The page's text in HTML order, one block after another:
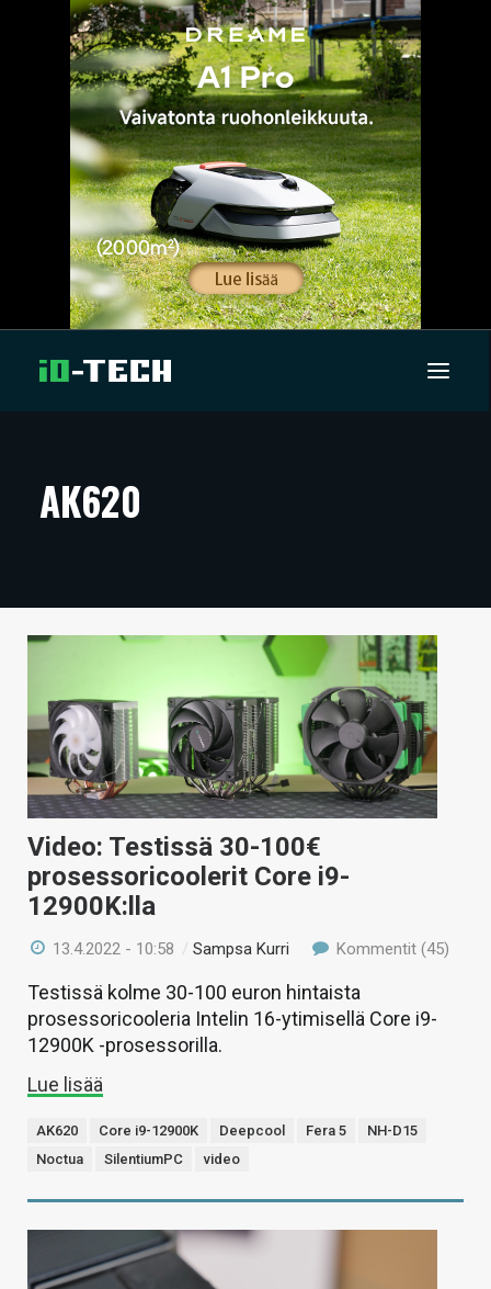
ARTIKKELIT
TECHBBS
HINTA.FI
KAUPPA
VAIHDA TEEMA
HAKU
AK620
Video: Testissä 30-100€
prosessoricoolerit Core i9-
12900K:lla
13.4.2022 - 10:58 /Sampsa Kurri Kommentit (45)
Testissä kolme 30-100 euron hintaista
prosessoricooleria Intelin 16-ytimisellä Core i9-
12900K -prosessorilla.
Lue lisää
AK620 Core i9-12900K Deepcool Fera 5
NH-D15
Noctua
SilentiumPC video